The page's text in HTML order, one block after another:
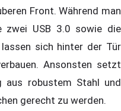
Front. Während man
zwei USB 3.0 sowie die
sich hinter der Tür
Ansonsten setzt
aus robustem Stahl und
gerecht zu werden.